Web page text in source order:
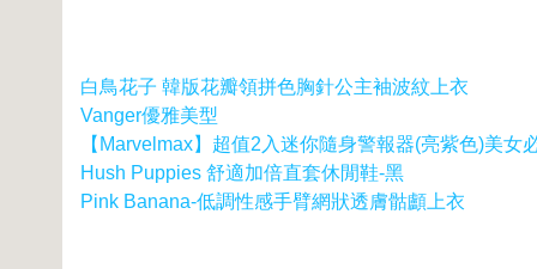
白鳥花子 韓版花瓣領拼色胸針公主袖波紋上衣
Vanger優雅美型
【Marvelmax】超值2入迷你隨身警報器(亮紫色)美女
Hush Puppies 舒適加倍直套休閒鞋-黑
Pink Banana-低調性感手臂網狀透膚骷顱上衣